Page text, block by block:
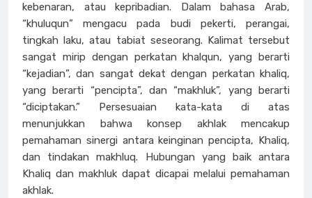
kebenaran, atau kepribadian. Dalam bahasa Arab,
“khuluqun” mengacu pada budi pekerti, perangai,
tingkah laku, atau tabiat seseorang. Kalimat tersebut
sangat mirip dengan perkatan khalqun, yang berarti
“kejadian”, dan sangat dekat dengan perkatan khaliq,
yang berarti “pencipta”, dan “makhluk”, yang berarti
“diciptakan.” Persesuaian kata-kata di atas
menunjukkan bahwa konsep akhlak mencakup
pemahaman sinergi antara keinginan pencipta, Khaliq,
dan tindakan makhluq. Hubungan yang baik antara
Khaliq dan makhluk dapat dicapai melalui pemahaman
akhlak.